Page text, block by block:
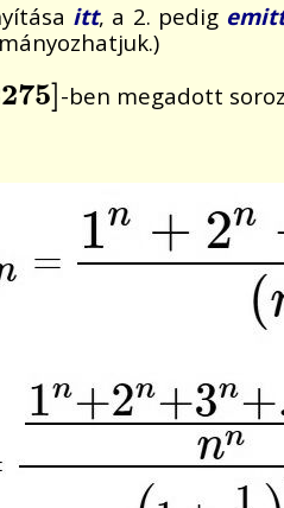
itt, a 2. pedig
275]
]
-ben megadott